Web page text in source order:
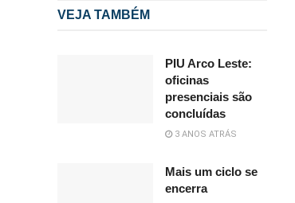
VEJA TAMBÉM
PIU Arco Leste:
oficinas
presenciais são
concluídas
3 ANOS ATRÁS
Mais um ciclo se
encerra